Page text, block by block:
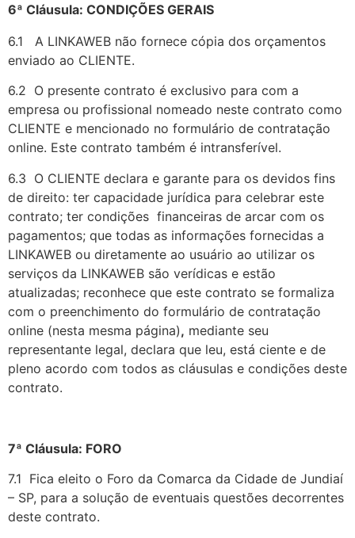
6ª Cláusula: CONDIÇÕES GERAIS
6.1 A LINKAWEB não fornece cópia dos orçamentos
enviado ao CLIENTE.
6.2 O presente contrato é exclusivo para com a
empresa ou profissional nomeado neste contrato como
CLIENTE e mencionado no formulário de contratação
online. Este contrato também é intransferível.
6.3 O CLIENTE declara e garante para os devidos fins
de direito: ter capacidade jurídica para celebrar este
contrato; ter condições financeiras de arcar com os
pagamentos; que todas as informações fornecidas a
LINKAWEB ou diretamente ao usuário ao utilizar os
serviços da LINKAWEB são verídicas e estão
atualizadas; reconhece que este contrato se formaliza
com o preenchimento do formulário de contratação
online (nesta mesma página), mediante seu
representante legal, declara que leu, está ciente e de
pleno acordo com todos as cláusulas e condições deste
contrato.
7ª Cláusula: FORO
7.1 Fica eleito o Foro da Comarca da Cidade de Jundiaí
– SP, para a solução de eventuais questões decorrentes
deste contrato.